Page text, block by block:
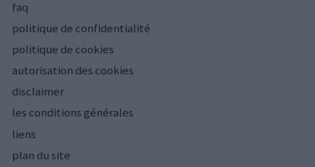
faq
politique de confidentialité
politique de cookies
autorisation des cookies
disclaimer
les conditions générales
liens
plan du site